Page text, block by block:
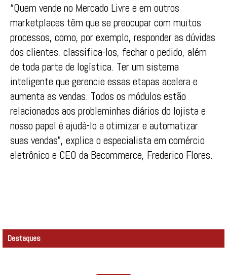
“Quem vende no Mercado Livre e em outros
marketplaces têm que se preocupar com muitos
processos, como, por exemplo, responder as dúvidas
dos clientes, classifica-los, fechar o pedido, além
de toda parte de logística. Ter um sistema
inteligente que gerencie essas etapas acelera e
aumenta as vendas. Todos os módulos estão
relacionados aos probleminhas diários do lojista e
nosso papel é ajudá-lo a otimizar e automatizar
suas vendas”, explica o especialista em comércio
eletrônico e CEO da Becommerce, Frederico Flores.
Destaques